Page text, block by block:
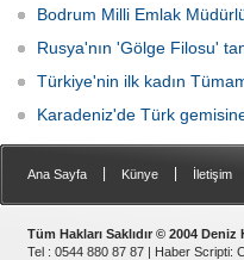
Bodrum Milli Emlak
Rusya'nın 'Gölge Filosu'
Türkiye'nin ilk kadın
Karadeniz'de Türk gemisine
Ana Sayfa Künye İletişim
Tüm Hakları Saklıdır © 2004 Deniz
Tel : 0544 880 87 87 | Haber Scripti: